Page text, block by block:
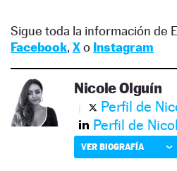
Sigue toda la información de
Facebook, Xo Instagram
Nicole Olguín
Perfil de
Perfil de
VER BIOGRAFÍA